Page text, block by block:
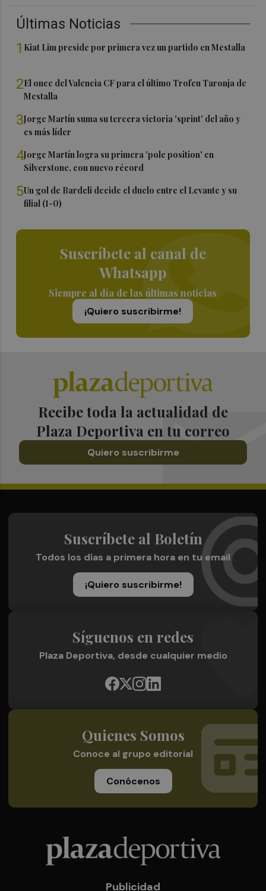
Últimas Noticias
1 Kiat Lim preside por primera vez un partido en Mestalla
2El once del Valencia CF para el último Trofeu Taronja de
Mestalla
3Jorge Martín suma su tercera victoria 'sprint' del año y
es más líder
4Jorge Martín logra su primera 'pole position' en
Silverstone, con nuevo récord
5Un gol de Bardeli decide el duelo entre el Levante y su
filial (1-0)
Suscríbete al canal de
Whatsapp
Siempre al día de las últimas noticias
¡Quiero suscribirme!
Recibe toda la actualidad de
Plaza Deportiva en tu correo
Quiero suscribirme
Suscríbete al Boletín
Todos los días a primera hora en tu email
¡Quiero suscribirme!
Síguenos en redes
Plaza Deportiva, desde cualquier medio
Quienes Somos
Conoce al grupo editorial
Conócenos
Publicidad